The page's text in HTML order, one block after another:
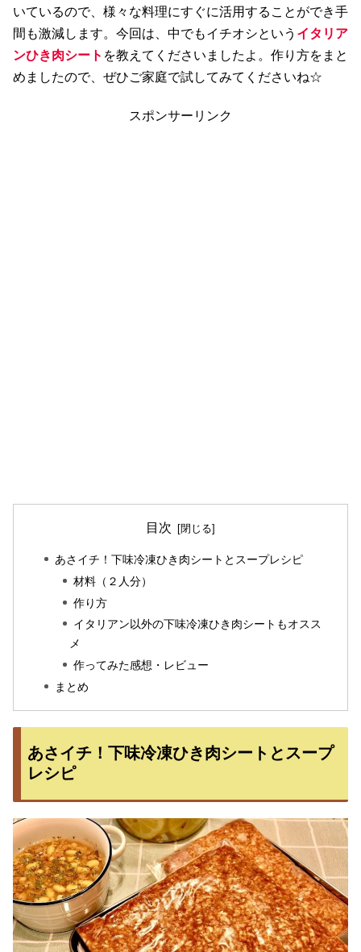
いているので、様々な料理にすぐに活用することができ手
間も激減します。今回は、中でもイチオシという イタリア
ンひき肉シート を教えてくださいましたよ。作り方をまと
めましたので、ぜひご家庭で試してみてくださいね☆
スポンサーリンク
目次
あさイチ！下味冷凍ひき肉シートとスープレシピ
材料（２人分）
作り方
イタリアン以外の下味冷凍ひき肉シートもオスス
メ
作ってみた感想・レビュー
まとめ
あさイチ！下味冷凍ひき肉シートとスープ
レシピ